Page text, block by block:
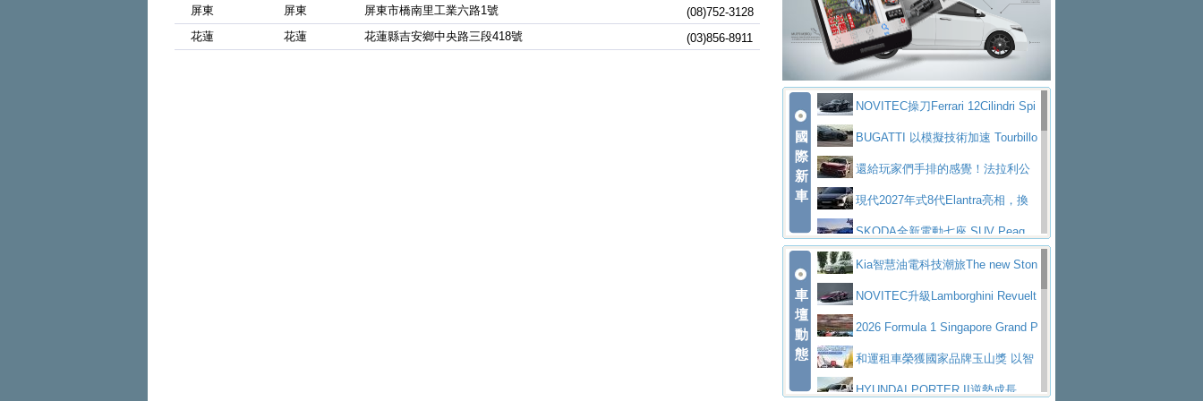
屏東 屏東 屏東市橋南里工業六路1號
(08)752-3128
花蓮
花蓮 花蓮縣吉安鄉中央路三段418號 (03)856-8911
拌車 消防車除了滅火裝備還需要什麼？
一探SITRAK “準” 消防車的究竟
大益金龍初試啼聲，汽柴油5噸貨車
不是對手正宗年鑑2025年全球自動車年鑑1月
下旬問世！2024第六屆ISUZU運轉職人挑戰賽
首度前進南台灣熱烈開戰
豪華電能休旅新星 Audi Q4 Sportba
ck 55 e-tron S lineScania Taiwan 逆風而行，加深力
道投資布局
大型 SUV 鎖定七人座豪華市場
BMW攜手漫威電影【蜘蛛人：重生
日】 Skoda 發表全新 Peaq 內裝：七人
座純電旗艦 SUV，行李廂最大可達 935 公
升
全新純電 Mercedes-Benz C 400 4
MATIC Electric 登場
奢華與科技大躍進，MAZDA全新3
代CX-5全方位進化提前亮相並展開預售94.9
萬起
馬自達公布 2027 年式 MX-5 更
新，新增 Yakudo 特別版
Skoda Peaq 發表全新電動動力系
統 最長續航逾 640 公里、支援雙向供電
BMW M2 首度導入 xDrive 四驅，
美國與瑞士需求成關鍵推手
The all-new T-Roc 魅力 自成焦點
Maserati GT2 Stradale「Tribute to
MC12」全球首度亮相
迎接 RANGE ROVER 品牌家族第
五位成員 全新 RANGE ROVER GT 預告登
場
造型華麗時尚、科技座艙再進化，P
eugeot 208小改款發表上市94.8萬起
國
際
新
車
NOVITEC操刀Ferrari 12Cilindri Spi
der 碳纖維空力、鍛造輪圈與Inconel排氣
上身
BUGATTI 以模擬技術加速 Tourbillo
n 動態開發還給玩家們手排的感覺！法拉利公
布12Cilidri Manaule手排超跑產品細節
現代2027年式8代Elantra亮相，換
裝更銳利的造型、更先進的資訊娛樂系統及
更高效的動力
SKODA全新電動七座 SUV Peaq
問世，擁有品牌史上最寬敞且豪華的座艙
AUDI推出首款高性能油電超跑Nuvo
lari，0到100公里加速2.6秒、極速350公里
／小時
百年三叉戟傳奇再啟程 Maserati 重
返 1000 Miglia 傳承競速榮耀
法拉利首款純電跑車Luce亮相，最
大馬力超過1000匹並具備530公里最大續航
里程
小車大空間、座艙科技更先進，SK
ODA發表全新純電跨界休旅Eipq祭平民化車
賓士AMG.EA專屬平台首作，Merc
車
壇
動
態
Kia智慧油電科技潮旅The new Ston
ic 1-7月累計銷量創歷史新高
NOVITEC升級Lamborghini Revuelt
o 綜效輸出增至1,048匹
2026 Formula 1 Singapore Grand P
rix 新加坡大獎賽 Audi 極速之旅開放報名
和運租車榮獲國家品牌玉山獎 以智
慧移動與綠能創新
HYUNDAI PORTER II逆勢成長，